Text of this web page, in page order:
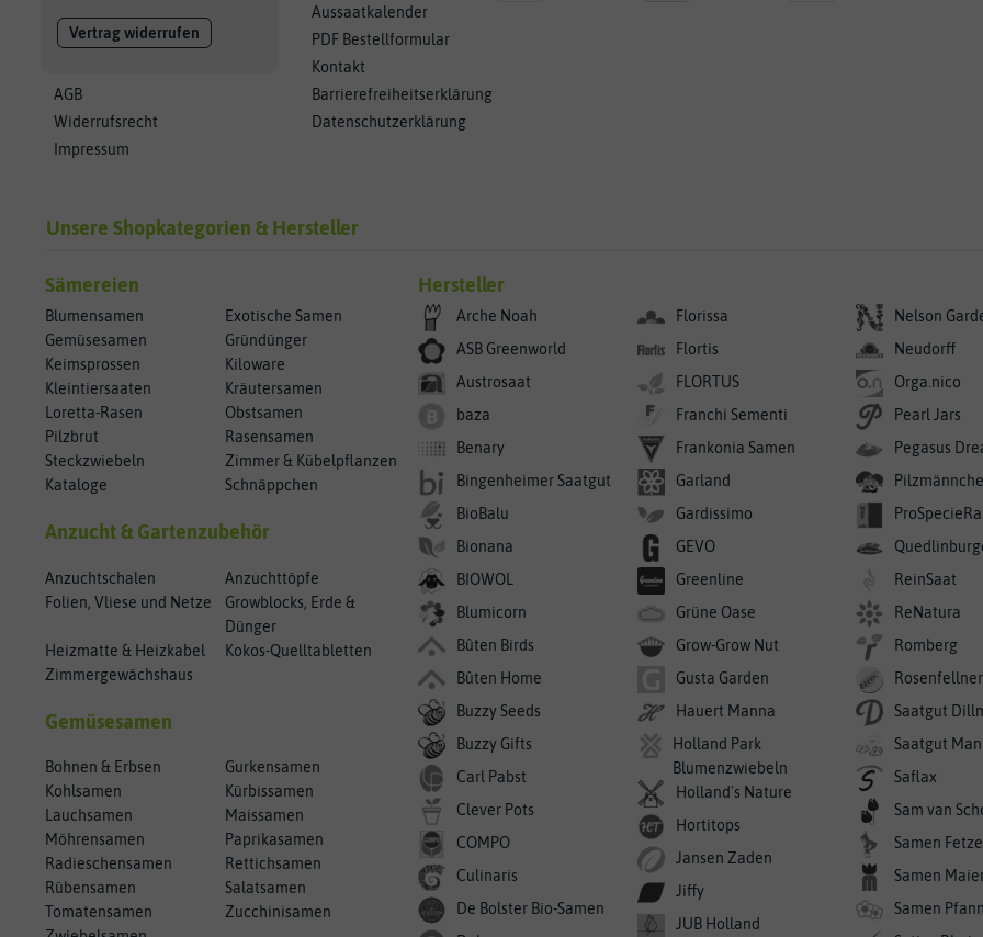
Vertrag widerrufen
AGB
Widerrufsrecht
Impressum
Aussaatkalender
PDF Bestellformular
Kontakt
Barrierefreiheitserklärung
Datenschutzerklärung
Unsere Shopkategorien & Hersteller
Sämereien
Blumensamen
Exotische Samen
Gemüsesamen
Gründünger
Keimsprossen
Kiloware
Kleintiersaaten
Kräutersamen
Loretta-Rasen
Obstsamen
Pilzbrut
Rasensamen
Steckzwiebeln
Zimmer & Kübelpflanzen
Kataloge
Schnäppchen
Anzucht & Gartenzubehör
Anzuchtschalen
Anzuchttöpfe
Folien, Vliese und Netze
Growblocks, Erde &
Dünger
Heizmatte & Heizkabel
Kokos-Quelltabletten
Zimmergewächshaus
Gemüsesamen
Bohnen & Erbsen
Gurkensamen
Kohlsamen
Kürbissamen
Lauchsamen
Maissamen
Möhrensamen
Paprikasamen
Radieschensamen
Rettichsamen
Rübensamen
Salatsamen
Tomatensamen
Zucchinisamen
Hersteller
Arche Noah
ASB Greenworld
Austrosaat
baza
Benary
Bingenheimer Saatgut
BioBalu
Bionana
BIOWOL
Blumicorn
Bûten Birds
Bûten Home
Buzzy Seeds
Buzzy Gifts
Carl Pabst
Clever Pots
COMPO
Culinaris
De Bolster Bio-Samen
Florissa
Flortis
FLORTUS
Franchi Sementi
Frankonia Samen
Garland
Gardissimo
GEVO
Greenline
Grüne Oase
Grow-Grow Nut
Gusta Garden
Hauert Manna
Holland Park
Blumenzwiebeln
Holland's Nature
Hortitops
Jansen Zaden
Jiffy
JUB Holland
Nelson
Neudorff
Orga.nico
Pearl Jars
Pegasus
ReinSaat
ReNatura
Romberg
Saatgut
Saatgut
Saflax
Sam van
Samen
Samen
Samen Pfann